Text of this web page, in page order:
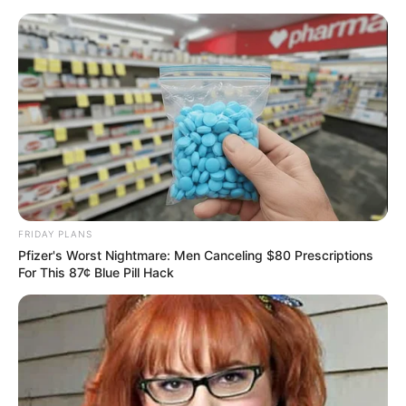
Pronostic Quinté+ logique ou la vérité sur le futur
Quinté gagnant
Le pronostic Quinté logique avec la liste des chevaux les
plus en vue du programme pour gagner. Vous pouvez
FRIDAY PLANS
Pfizer's Worst Nightmare: Men Canceling $80 Prescriptions
For This 87¢ Blue Pill Hack